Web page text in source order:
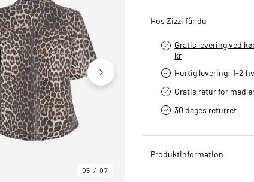
05 07
Hos Zizzi får du
Gratis levering ved
kr
Hurtig levering­: 1-2
Gratis retur for
30 dages returret
Produktinformation